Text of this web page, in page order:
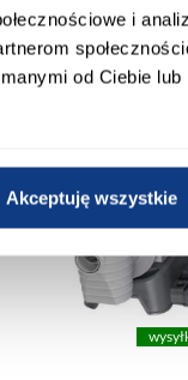
i
od Ciebie lub
Akceptuję wszystkie